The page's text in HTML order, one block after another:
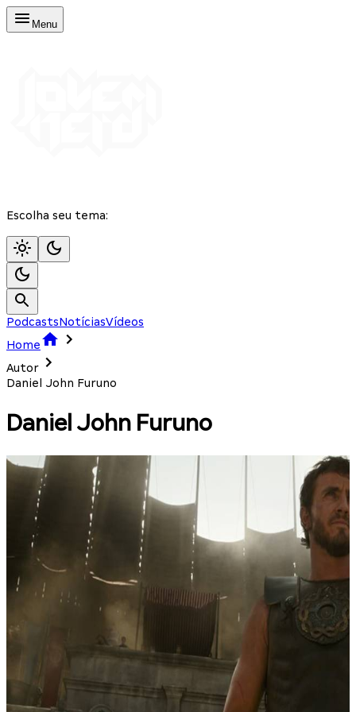
Menu
Escolha seu tema:
PodcastsNotíciasVídeos
Home
Autor
Daniel John Furuno
Daniel John Furuno